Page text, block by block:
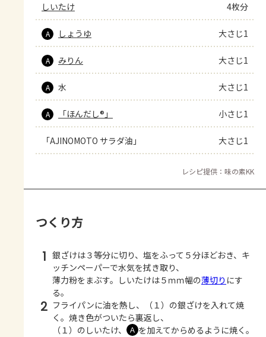
しいたけ 4枚分
A しょうゆ 大さじ1
A みりん 大さじ1
A 水 大さじ1
A 「ほんだし®」 小さじ1
「AJINOMOTO サラダ油」 大さじ1
レシピ提供：味の素KK
つくり方
1 銀ざけは３等分に切り、塩をふって５分ほどおき、キ
ッチンペーパーで水気を拭き取り、
薄力粉をまぶす。しいたけは５ｍｍ幅の薄切り にす
る。
2 フライパンに油を熱し、（１）の銀ざけを入れて焼
く。焼き色がついたら裏返し、
（１）のしいたけ、
Ａ を加えてからめるように焼く。